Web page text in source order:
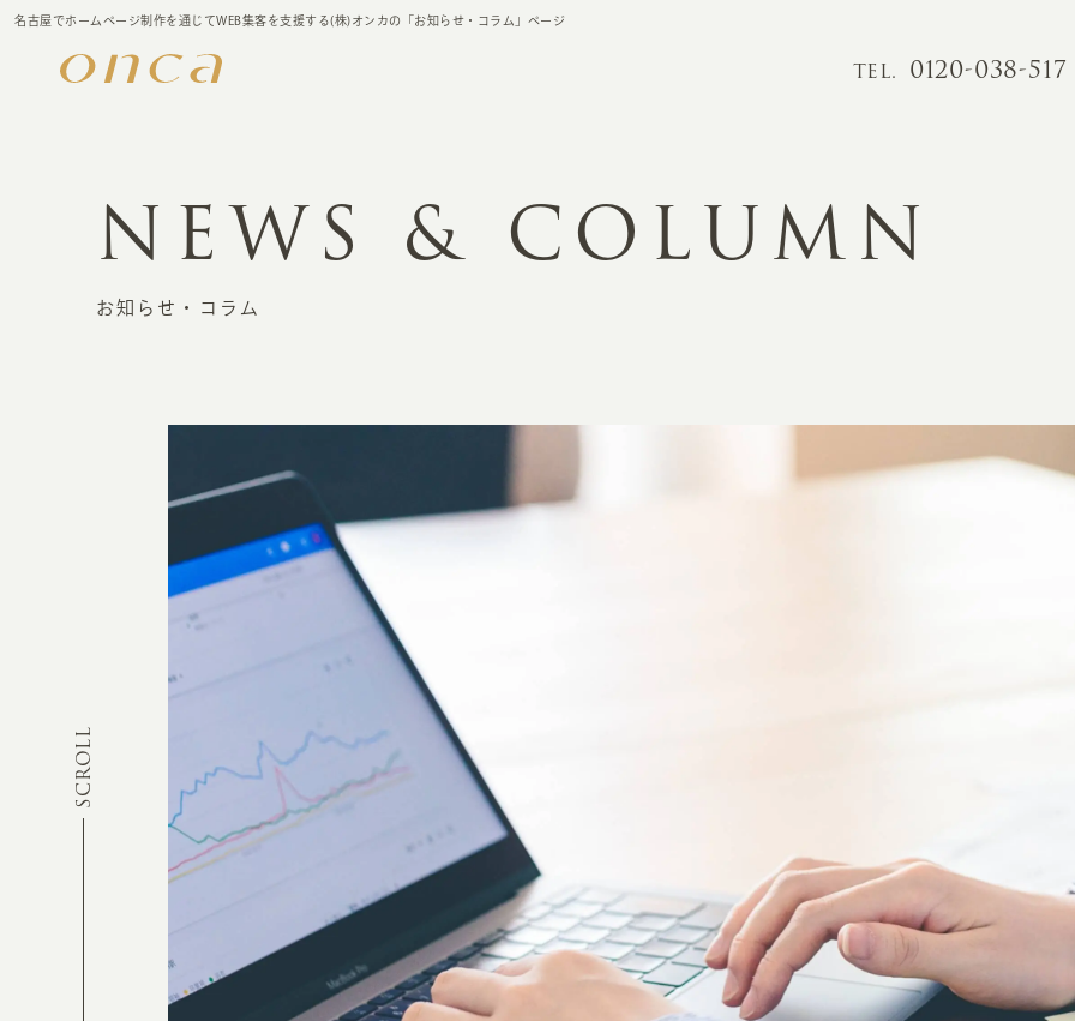
名古屋でホームページ制作を通じてWEB集客を支援する(株)オンカの「お知らせ・コラム」ページ
TEL. 0120-038-517
NEWS & COLUMN
お知らせ・コラム
SCROLL